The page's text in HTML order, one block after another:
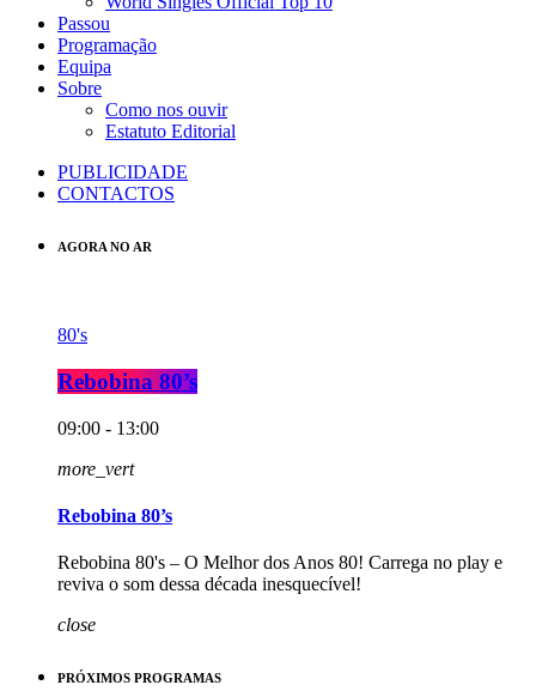
Passou
Programação
Equipa
Sobre
Como nos ouvir
Estatuto Editorial
PUBLICIDADE
CONTACTOS
AGORA NO AR
80's
Rebobina 80’s
09:00 - 13:00
more_vert
Rebobina 80’s
Rebobina 80's – O Melhor dos Anos 80! Carrega no play e
reviva o som dessa década inesquecível!
close
PRÓXIMOS PROGRAMAS